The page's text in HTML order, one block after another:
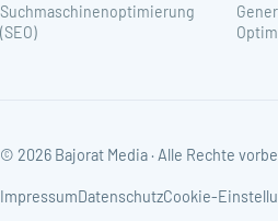
Suchmaschinenoptimierung
(SEO)
© 2026 Bajorat Media · Alle Rechte
ImpressumDatenschutzCookie-